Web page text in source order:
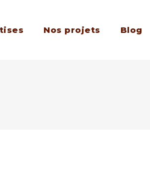
Nos projets Blog